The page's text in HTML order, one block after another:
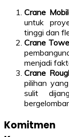
Crane
untuk
tinggi dan
Crane
menjadi
Crane
pilihan
sulit